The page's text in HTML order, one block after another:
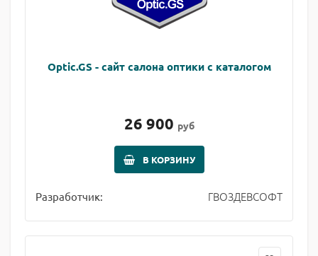
Optic.GS - сайт салона оптики с каталогом
26 900 руб
В КОРЗИНУ
Разработчик: ГВОЗДЕВСОФТ